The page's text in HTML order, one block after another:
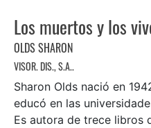
Los muertos y los
OLDS SHARON
VISOR. DIS., S.A..
Sharon Olds nació en
educó en las
Es autora de trece libros